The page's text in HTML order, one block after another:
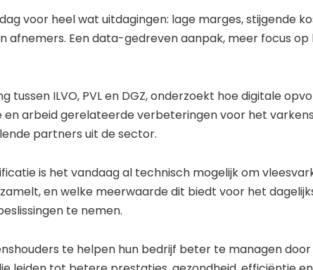
voor heel wat uitdagingen: lage marges, stijgende
afnemers. Een data-gedreven aanpak, meer focus
tussen ILVO, PVL en DGZ, onderzoekt hoe digitale
arbeid gerelateerde verbeteringen voor het
partners uit de sector.
is het vandaag al technisch mogelijk om
en welke meerwaarde dit biedt voor het
te nemen.
te helpen hun bedrijf beter te managen